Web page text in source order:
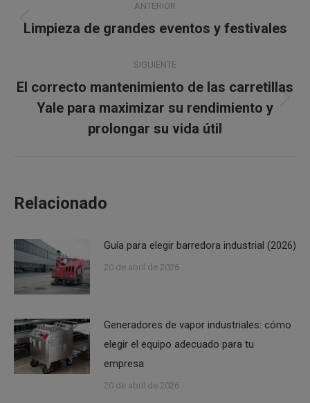
entre
publicaciones
ANTERIOR
Publicación
Limpieza de grandes eventos y festivales
SIGUIENTE
Publicación
siguiente:
El correcto mantenimiento de las carretillas
Yale para maximizar su rendimiento y
prolongar su vida útil
Relacionado
Guía para elegir barredora industrial (2026)
20 de abril de 2026
Generadores de vapor industriales: cómo
elegir el equipo adecuado para tu
empresa
20 de abril de 2026